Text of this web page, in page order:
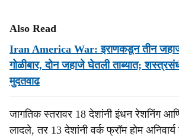
Also Read
Iran America War: इराणकडून तीन
गोळीबार, दोन जहाजे घेतली ताब्‍यात;
मुदतवाढ
जागतिक स्तरावर 18 देशांनी इंधन रेशनिंग
लादले, तर 13 देशांनी वर्क फ्रॉम होम